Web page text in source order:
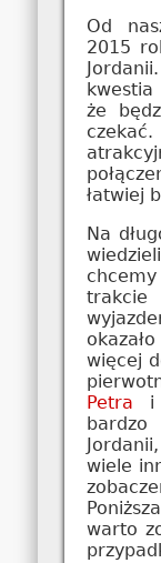
Od
2015
że
czekać.
łatwiej
Na
więcej
Petra i
wiele
warto